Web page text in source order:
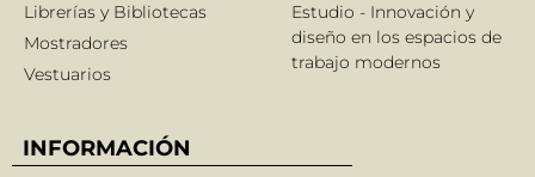
Librerías y Bibliotecas
Mostradores
Vestuarios
Estudio - Innovación y
diseño en los espacios de
trabajo modernos
INFORMACIÓN